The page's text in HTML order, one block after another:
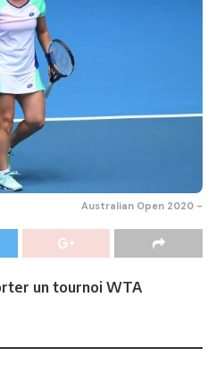
Australian Open 2020 -
un tournoi WTA